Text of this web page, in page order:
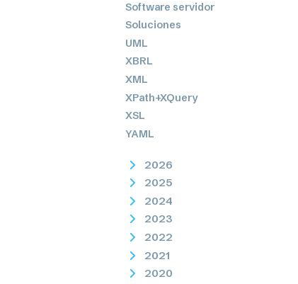
Software servidor
Soluciones
UML
XBRL
XML
XPath+XQuery
XSL
YAML
2026
2025
2024
2023
2022
2021
2020